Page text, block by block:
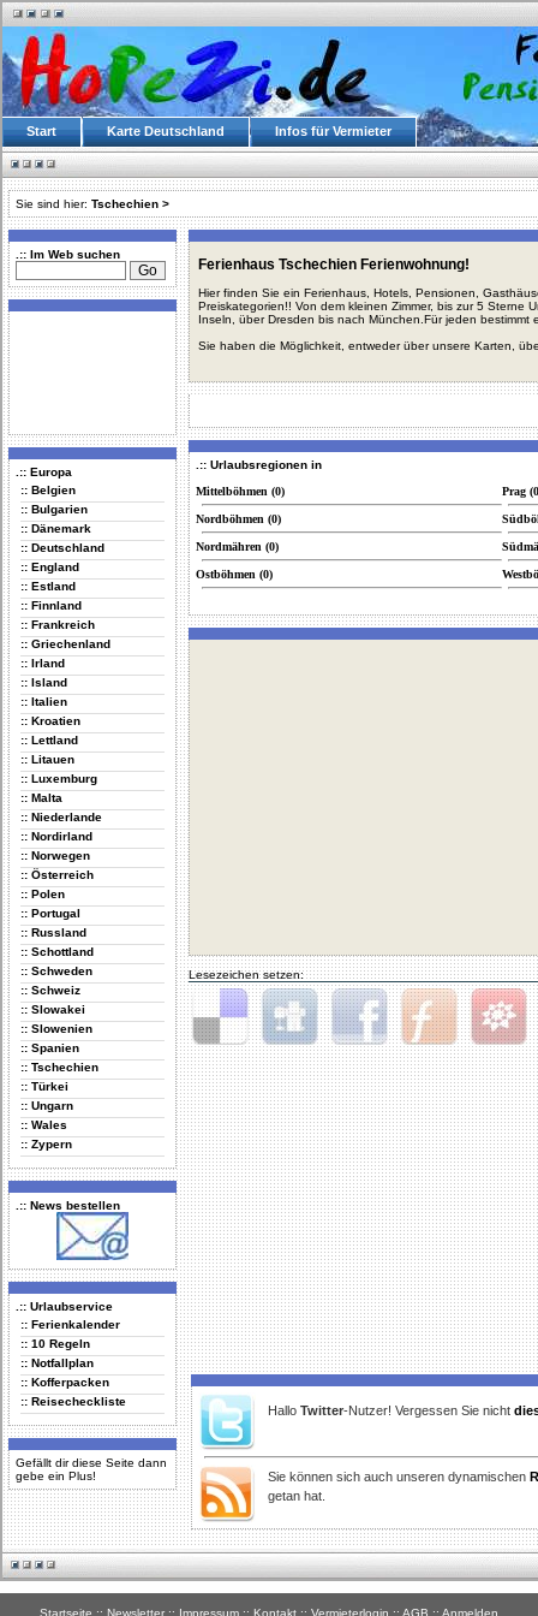
Start Karte Deutschland Infos für Vermieter
Sie sind hier: Tschechien >
.:: Im Web suchen
.:: Europa
:: Belgien
:: Bulgarien
:: Dänemark
:: Deutschland
:: England
:: Estland
:: Finnland
:: Frankreich
:: Griechenland
:: Irland
:: Island
:: Italien
:: Kroatien
:: Lettland
:: Litauen
:: Luxemburg
:: Malta
:: Niederlande
:: Nordirland
:: Norwegen
:: Österreich
:: Polen
:: Portugal
:: Russland
:: Schottland
:: Schweden
:: Schweiz
:: Slowakei
:: Slowenien
:: Spanien
:: Tschechien
:: Türkei
:: Ungarn
:: Wales
:: Zypern
.:: News bestellen
.:: Urlaubservice
:: Ferienkalender
:: 10 Regeln
:: Notfallplan
:: Kofferpacken
:: Reisecheckliste
Gefällt dir diese Seite dann
gebe ein Plus!
Ferienhaus Tschechien Ferienwohnung!
Hier finden Sie ein Ferienhaus, Hotels, Pensionen,
Preiskategorien!! Von dem kleinen Zimmer, bis zur 5 Sterne
Inseln, über Dresden bis nach München.Für jeden bestimmt
Sie haben die Möglichkeit, entweder über unsere Karten,
.:: Urlaubsregionen in
Mittelböhmen (0)
Nordböhmen (0)
Nordmähren (0)
Ostböhmen (0)
Prag
Lesezeichen setzen:
Delicious Digg Facebook Furl StudiVZ
Hallo Twitter-Nutzer! Vergessen Sie nicht
Sie können sich auch unseren dynamischen
getan hat.
Startseite :: Newsletter :: Impressum :: Kontakt :: Vermieterlogin :: AGB :: Anmelden